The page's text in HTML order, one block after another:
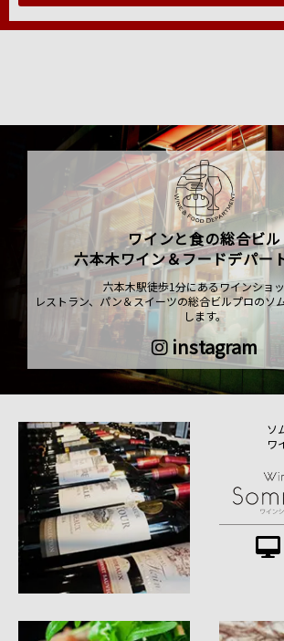
ワインと食の総合ビル
六本木ワイン＆フードデパー
六本木駅徒歩1分にあるワインショッ
レストラン、パン＆スイーツの総合ビルプロのソ
します。
instagram
ソ
ワ